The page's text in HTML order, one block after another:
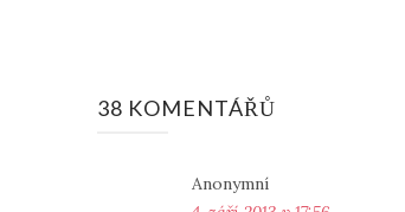
38 KOMENTÁŘŮ
Anonymní